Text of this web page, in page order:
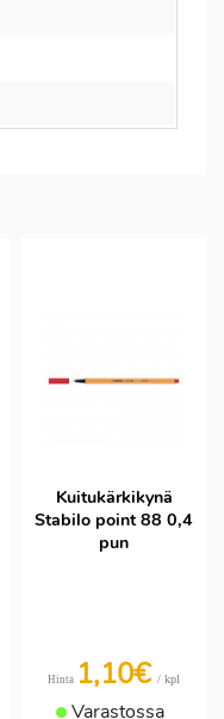
Kuitukärkikynä
Stabilo point 88 0,4
pun
Hinta 1,10€/ kpl
Varastossa